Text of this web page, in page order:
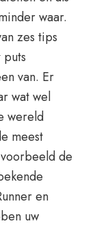
waar.
zes tips
van. Er
wat wel
wereld
meest
de
en
uw